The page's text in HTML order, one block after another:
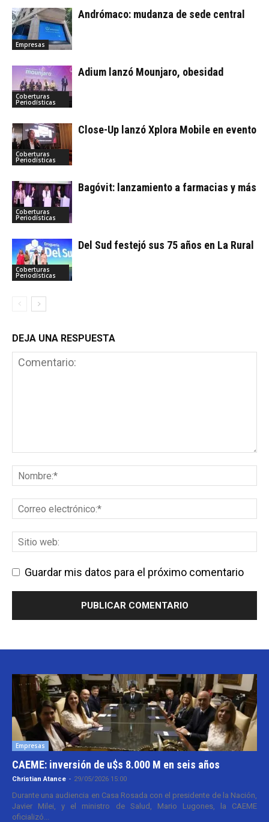
Empresas
Andrómaco: mudanza de sede central
Coberturas
Periodísticas
Adium lanzó Mounjaro, obesidad
Coberturas
Periodísticas
Close-Up lanzó Xplora Mobile en evento
Coberturas
Periodísticas
Bagóvit: lanzamiento a farmacias y más
Coberturas
Periodísticas
Del Sud festejó sus 75 años en La Rural
DEJA UNA RESPUESTA
Guardar mis datos para el próximo comentario
Empresas
CAEME: inversión de u$s 8.000 M en seis años
Christian Atance - 29/05/2026 15:00
Durante una audiencia en Casa Rosada con el presidente de la Nación,
Javier Milei, y el ministro de Salud, Mario Lugones, la CAEME
oficializó...